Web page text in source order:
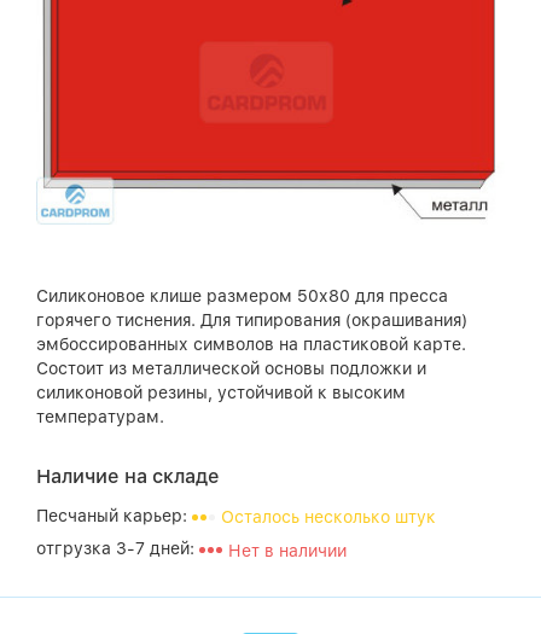
Силиконовое клише размером 50х80 для пресса
горячего тиснения. Для типирования (окрашивания)
эмбоссированных символов на пластиковой карте.
Состоит из металлической основы подложки и
силиконовой резины, устойчивой к высоким
температурам.
Наличие на складе
Песчаный карьер:
Осталось несколько штук
отгрузка 3-7 дней:
Нет в наличии